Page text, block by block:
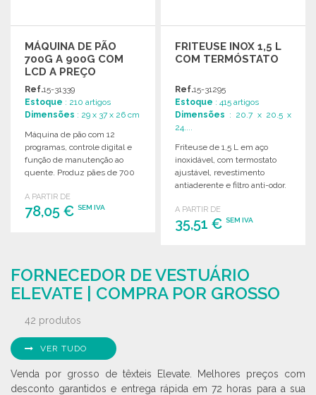
MÁQUINA DE PÃO
700G A 900G COM
LCD A PREÇO
GROSSISTA
Ref.15-31339
Estoque : 210 artigos
Dimensões : 29 x 37 x 26 cm
Máquina de pão com 12
programas, controle digital e
função de manutenção ao
quente. Produz pães de 700
A PARTIR DE
78,05 € SEM IVA
FRITEUSE INOX 1,5 L
COM TERMÓSTATO
Ref.15-31295
Estoque : 415 artigos
Dimensões : 20.7 x 20.5 x
24....
Friteuse de 1,5 L em aço
inoxidável, com termostato
ajustável, revestimento
antiaderente e filtro anti-odor.
A PARTIR DE
35,51 €SEM IVA
Solicitar um orçamento
FORNECEDOR DE VESTUÁRIO
ELEVATE | COMPRA POR GROSSO
42 produtos
VER TUDO
Venda por grosso de têxteis Elevate. Melhores preços com
desconto garantidos e entrega rápida em 72 horas para a sua